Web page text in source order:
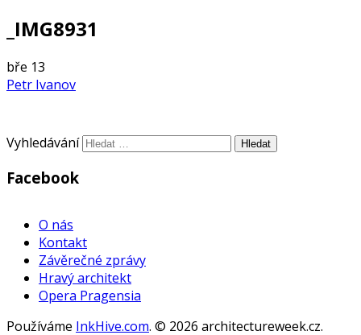
_IMG8931
bře 13
Petr Ivanov
Vyhledávání
Facebook
O nás
Kontakt
Závěrečné zprávy
Hravý architekt
Opera Pragensia
Používáme InkHive.com. © 2026 architectureweek.cz.